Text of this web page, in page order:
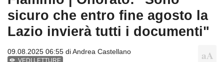
sicuro che entro fine agosto la
Lazio invierà tutti i documenti"
09.08.2025 06:55 diAndrea Castellano
VEDI LETTURE